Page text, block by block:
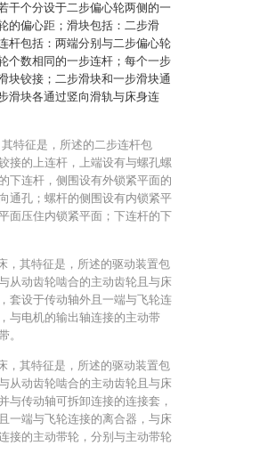
干个分设于二步偏心轮两侧的一
的偏心距；滑块包括：二步滑
杆包括：两端分别与二步偏心轮
个数相同的一步连杆；每个一步
块铰接；二步滑块和一步滑块通
滑块各通过竖向滑轨与床身连
特征是，所述的二步连杆包
接的上连杆，上端设有与螺孔螺
下连杆，侧围设有外锁紧平面的
通孔；螺杆的侧围设有内锁紧平
面压住内锁紧平面；下连杆的下
，其特征是，所述的驱动装置包
从动齿轮啮合的主动齿轮且与床
套设于传动轴外且一端与飞轮连
与电机的输出轴连接的主动带
。
，其特征是，所述的驱动装置包
从动齿轮啮合的主动齿轮且与床
与传动轴可拆卸连接的连接套，
一端与飞轮连接的离合器，与床
接的主动带轮，分别与主动带轮